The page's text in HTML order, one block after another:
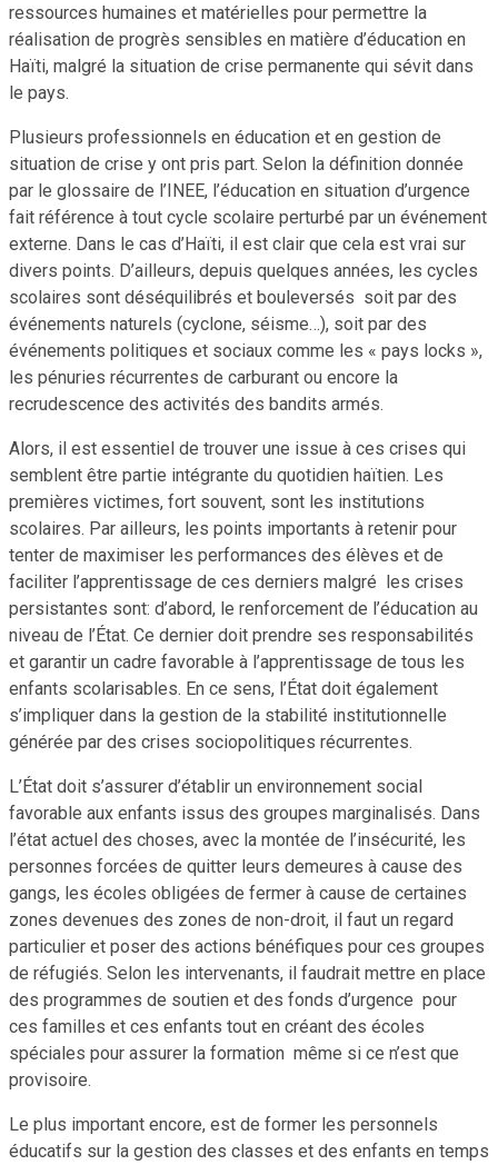
ressources humaines et matérielles pour permettre la
réalisation de progrès sensibles en matière d’éducation en
Haïti, malgré la situation de crise permanente qui sévit dans
le pays.
Plusieurs professionnels en éducation et en gestion de
situation de crise y ont pris part. Selon la définition donnée
par le glossaire de l’INEE, l’éducation en situation d’urgence
fait référence à tout cycle scolaire perturbé par un événement
externe. Dans le cas d’Haïti, il est clair que cela est vrai sur
divers points. D’ailleurs, depuis quelques années, les cycles
scolaires sont déséquilibrés et bouleversés soit par des
événements naturels (cyclone, séisme…), soit par des
événements politiques et sociaux comme les « pays locks »,
les pénuries récurrentes de carburant ou encore la
recrudescence des activités des bandits armés.
Alors, il est essentiel de trouver une issue à ces crises qui
semblent être partie intégrante du quotidien haïtien. Les
premières victimes, fort souvent, sont les institutions
scolaires. Par ailleurs, les points importants à retenir pour
tenter de maximiser les performances des élèves et de
faciliter l’apprentissage de ces derniers malgré les crises
persistantes sont: d’abord, le renforcement de l’éducation au
niveau de l’État. Ce dernier doit prendre ses responsabilités
et garantir un cadre favorable à l’apprentissage de tous les
enfants scolarisables. En ce sens, l’État doit également
s’impliquer dans la gestion de la stabilité institutionnelle
générée par des crises sociopolitiques récurrentes.
L’État doit s’assurer d’établir un environnement social
favorable aux enfants issus des groupes marginalisés. Dans
l’état actuel des choses, avec la montée de l’insécurité, les
personnes forcées de quitter leurs demeures à cause des
gangs, les écoles obligées de fermer à cause de certaines
zones devenues des zones de non-droit, il faut un regard
particulier et poser des actions bénéfiques pour ces groupes
de réfugiés. Selon les intervenants, il faudrait mettre en place
des programmes de soutien et des fonds d’urgence pour
ces familles et ces enfants tout en créant des écoles
spéciales pour assurer la formation même si ce n’est que
provisoire.
Le plus important encore, est de former les personnels
éducatifs sur la gestion des classes et des enfants en temps